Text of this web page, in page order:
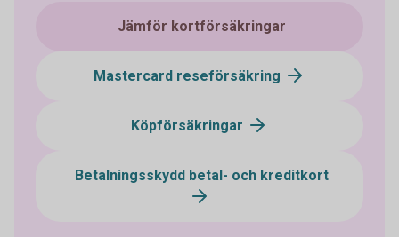
Jämför kortförsäkringar
Mastercard reseförsäkring
Köpförsäkringar
Betalningsskydd betal- och kreditkort